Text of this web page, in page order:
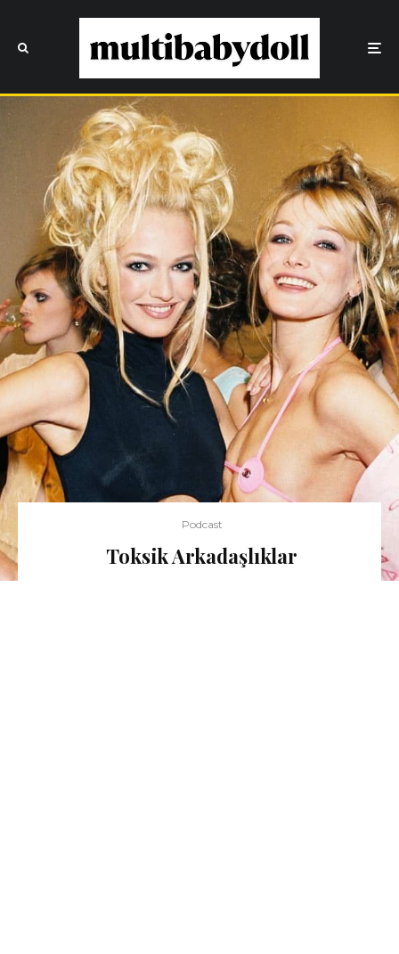
Podcast
Toksik Arkadaşlıklar